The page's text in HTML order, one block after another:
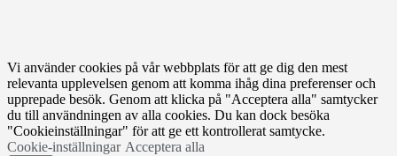
Vi använder cookies på vår webbplats för att ge dig den mest
relevanta upplevelsen genom att komma ihåg dina preferenser och
upprepade besök. Genom att klicka på "Acceptera alla" samtycker
du till användningen av alla cookies. Du kan dock besöka
"Cookieinställningar" för att ge ett kontrollerat samtycke.
Cookie-inställningar Acceptera alla